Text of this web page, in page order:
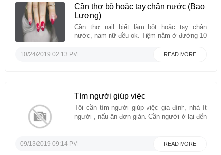
Cần thợ bộ hoặc tay chân nước (Bao
Lương)
Cần thợ nail biết làm bột hoặc tay chân
nước, nam nữ đều ok. Tiệm nằm ở đường 10
đưa rước nếu cần, tiệm khu mix giá nail cao,
10/24/2019 02:13 PM READ MORE
Tìm người giúp việc
Tôi cần tìm người giúp việc gia đình, nhà ít
người , nấu ăn đơn giản. Cần người ở lại đến
tháng....
09/13/2019 09:14 PM READ MORE